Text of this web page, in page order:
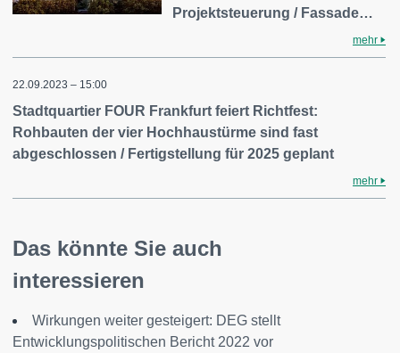
Projektsteuerung / Fassade…
mehr
22.09.2023 – 15:00
Stadtquartier FOUR Frankfurt feiert Richtfest:
Rohbauten der vier Hochhaustürme sind fast
abgeschlossen / Fertigstellung für 2025 geplant
mehr
Das könnte Sie auch
interessieren
Wirkungen weiter gesteigert: DEG stellt
Entwicklungspolitischen Bericht 2022 vor